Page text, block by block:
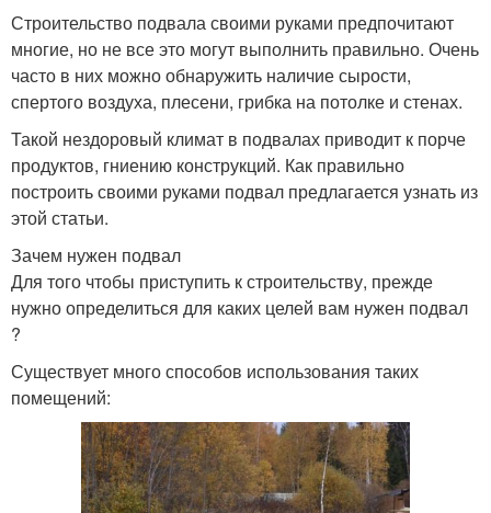
Строительство подвала своими руками предпочитают
многие, но не все это могут выполнить правильно. Очень
часто в них можно обнаружить наличие сырости,
спертого воздуха, плесени, грибка на потолке и стенах.
Такой нездоровый климат в подвалах приводит к порче
продуктов, гниению конструкций. Как правильно
построить своими руками подвал предлагается узнать из
этой статьи.
Зачем нужен подвал
Для того чтобы приступить к строительству, прежде
нужно определиться для каких целей вам нужен подвал
?
Существует много способов использования таких
помещений: